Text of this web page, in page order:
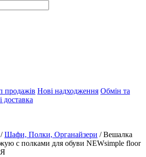
продажів Нові надходження Обмін та
доставка
/Шафи, Полки, Органайзери / Вешалка
с полками для обуви NEWsimple floor